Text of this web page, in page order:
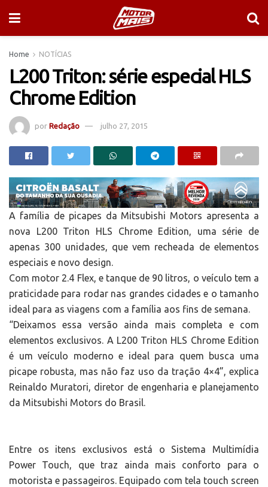
Home NOTÍCIAS
L200 Triton: série especial HLS
Chrome Edition
por Redação julho 27, 2015
A família de picapes da Mitsubishi Motors apresenta a
nova L200 Triton HLS Chrome Edition, uma série de
apenas 300 unidades, que vem recheada de elementos
especiais e novo design.
Com motor 2.4 Flex, e tanque de 90 litros, o veículo tem a
praticidade para rodar nas grandes cidades e o tamanho
ideal para as viagens com a família aos fins de semana.
“Deixamos essa versão ainda mais completa e com
elementos exclusivos. A L200 Triton HLS Chrome Edition
é um veículo moderno e ideal para quem busca uma
picape robusta, mas não faz uso da tração 4×4”, explica
Reinaldo Muratori, diretor de engenharia e planejamento
da Mitsubishi Motors do Brasil.
Entre os itens exclusivos está o Sistema Multimídia
Power Touch, que traz ainda mais conforto para o
motorista e passageiros. Equipado com tela touch screen